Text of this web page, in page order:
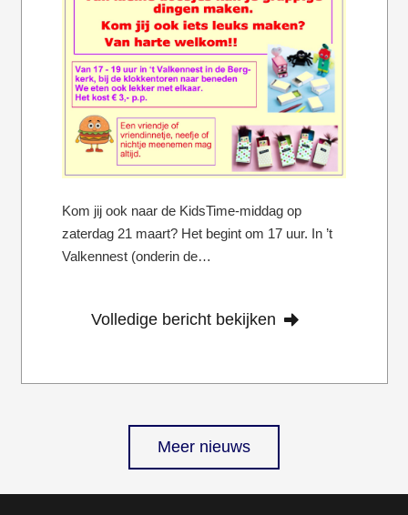
Kom jij ook naar de KidsTime-middag op
zaterdag 21 maart? Het begint om 17 uur. In ’t
Valkennest (onderin de…
Volledige bericht bekijken
Meer nieuws